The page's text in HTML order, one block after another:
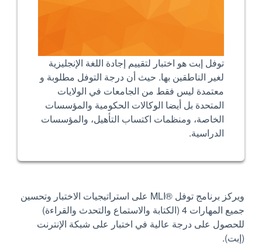
توفل إبت هو اختبار لتقييم إجادة اللغة الإنجليزية
لغير الناطقين بها. حيث أن درجة التوفل مطلوبة و
معتمدة ليس فقط من الجامعات في الولايات
المتحدة بل أيضا الوكالات الحكومية والمؤسسات
الخاصة، ومنظمات اكتساب التأهيل، والمؤسسات
الدراسية.
ويركز برنامج توفل ®MLI على استراتيجيات الاختبار وتحسين
جميع المهارات 4 (الكتابة والاستماع والتحدث والقراءة)
للحصول على درجة عالية في اختبار على شبكة الإنترنت
(إبت).